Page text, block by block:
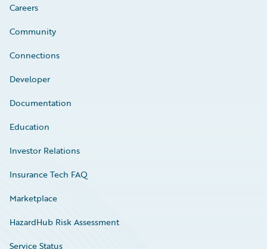
Careers
Community
Connections
Developer
Documentation
Education
Investor Relations
Insurance Tech FAQ
Marketplace
HazardHub Risk Assessment
Service Status